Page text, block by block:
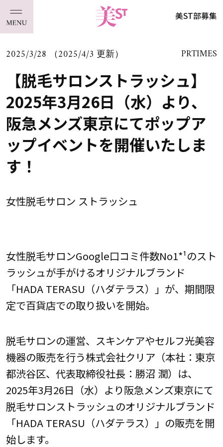
美ST部募集
2025/3/28 （2025/4/3 更新） PRTIMES
【脱毛サロンストラッシュ】
2025年3月26日（水）より、
阪急メンズ東京にてポップア
ップイベントを開催いたしま
す！
女性脱毛サロン ストラッシュ
女性脱毛サロンGoogle口コミ件数No1*¹のスト
ラッシュが手がけるオリジナルブランド
「HADA TERASU（ハダテラス）」が、期間限
定で百貨店での取り扱いを開始。
脱毛サロンの運営、スキンケアやセルフ光美容
機器の販売を行う株式会社クリア（本社：東京
都渋谷区、代表取締役社長：勝沼 潤）は、
2025年3月26日（水）より阪急メンズ東京にて
脱毛サロンストラッシュのオリジナルブランド
「HADA TERASU（ハダテラス）」の販売を開
始します。